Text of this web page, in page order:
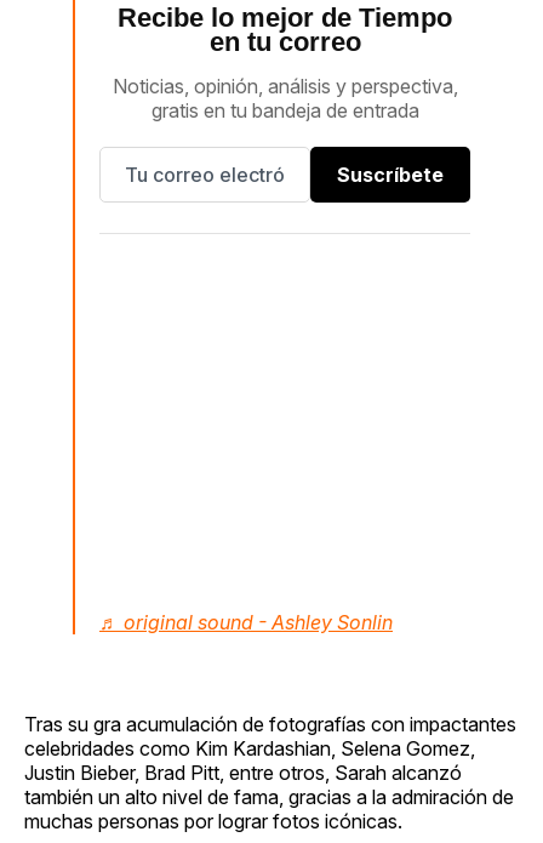
Recibe lo mejor de Tiempo
en tu correo
Noticias, opinión, análisis y perspectiva,
gratis en tu bandeja de entrada
Suscríbete
♬ original sound - Ashley Sonlin
Tras su gra acumulación de fotografías con impactantes
celebridades como Kim Kardashian, Selena Gomez,
Justin Bieber, Brad Pitt, entre otros, Sarah alcanzó
también un alto nivel de fama, gracias a la admiración de
muchas personas por lograr fotos icónicas.